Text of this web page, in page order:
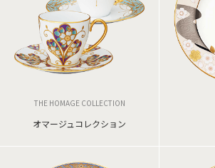
THE HOMAGE COLLECTION
オマージュコレクション